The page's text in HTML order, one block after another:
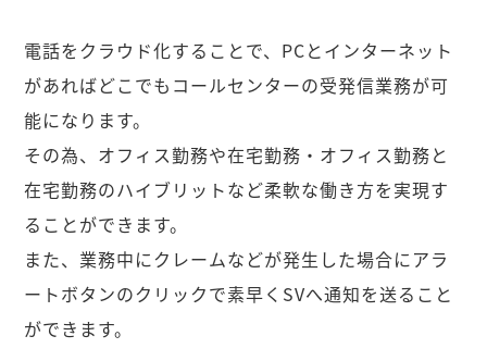
電話をクラウド化することで、PCとインターネット
があればどこでもコールセンターの受発信業務が可
能になります。
その為、オフィス勤務や在宅勤務・オフィス勤務と
在宅勤務のハイブリットなど柔軟な働き方を実現す
ることができます。
また、業務中にクレームなどが発生した場合にアラ
ートボタンのクリックで素早くSVへ通知を送ること
ができます。